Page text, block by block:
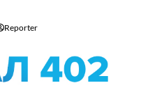
Reporter